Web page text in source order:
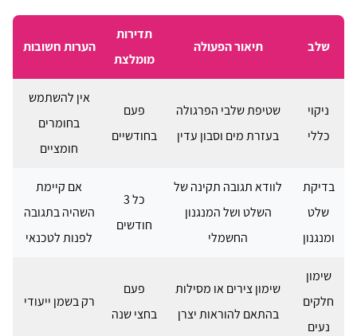
שלב תיאור הפעולה
תדירות
מומלצת
הערות חשובות
ניקוי
כללי
שטיפת שלבי הפרגולה
בעזרת מים וסבון עדין
פעם
בחודשיים
אין להשתמש
בחומרים
חומציים
בדיקת
שלט
ומנגנון
לוודא תגובה תקינה של
השלט ושל המנגנון
החשמלי
כל 3
חודשים
אם קיימת
השהיה בתגובה
לפנות לטכנאי
שימון
חלקים
נעים
שימון צירים או מסילות
בהתאם להוראות יצרן
פעם
בחצי שנה
רק בשמן ייעודי